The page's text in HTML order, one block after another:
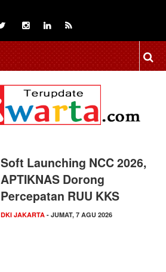
Menkop Bawa Semangat
Koperasi ke Festival
Lembah Baliem Wamena
NASIONAL- JUMAT, 7 AGU 2026